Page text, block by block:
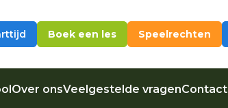
Boek een les Speelrechten
Over onsVeelgestelde vragenContact